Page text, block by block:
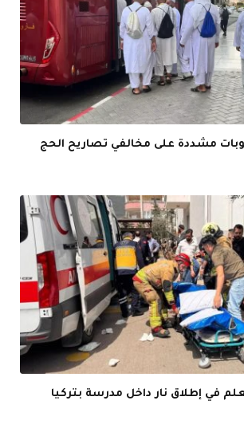
مشددة على مخالفي تصاريح الحج